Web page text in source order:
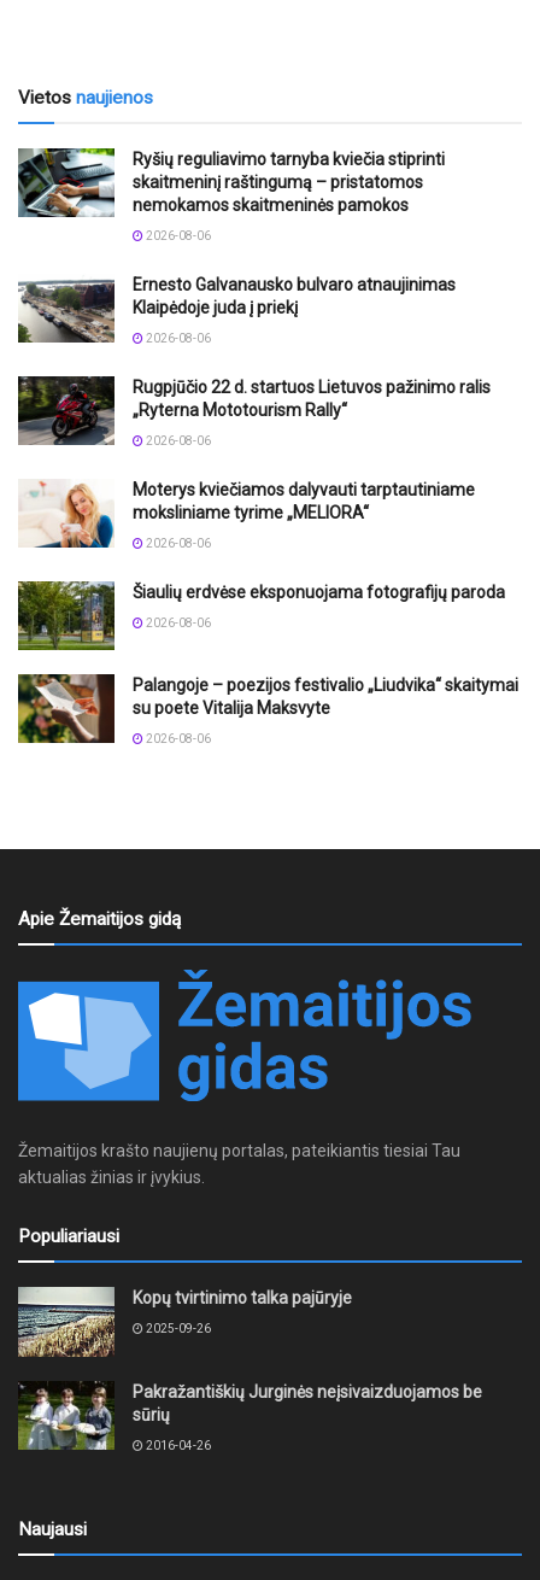
Vietos naujienos
Ryšių reguliavimo tarnyba kviečia stiprinti
skaitmeninį raštingumą – pristatomos
nemokamos skaitmeninės pamokos
2026-08-06
Ernesto Galvanausko bulvaro atnaujinimas
Klaipėdoje juda į priekį
2026-08-06
Rugpjūčio 22 d. startuos Lietuvos pažinimo ralis
„Ryterna Mototourism Rally“
2026-08-06
Moterys kviečiamos dalyvauti tarptautiniame
moksliniame tyrime „MELIORA“
2026-08-06
Šiaulių erdvėse eksponuojama fotografijų paroda
2026-08-06
Palangoje – poezijos festivalio „Liudvika“ skaitymai
su poete Vitalija Maksvyte
2026-08-06
Apie Žemaitijos gidą
Žemaitijos krašto naujienų portalas, pateikiantis tiesiai Tau
aktualias žinias ir įvykius.
Populiariausi
Kopų tvirtinimo talka pajūryje
2025-09-26
Pakražantiškių Jurginės neįsivaizduojamos be
sūrių
2016-04-26
Naujausi